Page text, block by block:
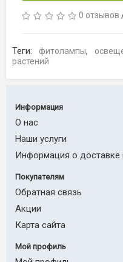
0 отзывов
Теги: фитолампы,
растений
Информация
О нас
Наши услуги
Информация о доставке
Покупателям
Обратная связь
Акции
Карта сайта
Мой профиль